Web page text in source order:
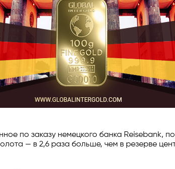
по заказу немецкого банка Reisebank,
— в 2,6 раза больше, чем в резерве